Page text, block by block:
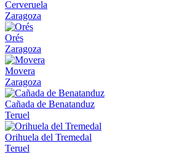
Cerveruela
Zaragoza
Orés
Zaragoza
Movera
Zaragoza
Cañada de Benatanduz
Teruel
Orihuela del Tremedal
Teruel